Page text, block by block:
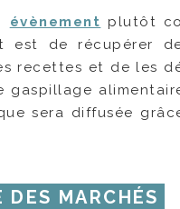
évènement plutôt
est de récupérer
recettes et de les
sera diffusée
MARCHÉS